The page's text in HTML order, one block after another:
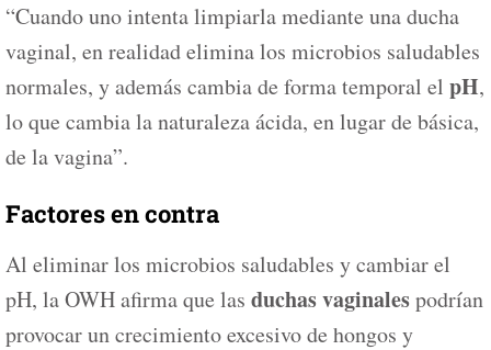
“Cuando uno intenta limpiarla mediante una ducha
vaginal, en realidad elimina los microbios saludables
normales, y además cambia de forma temporal el pH,
lo que cambia la naturaleza ácida, en lugar de básica,
de la vagina”.
Factores en contra
Al eliminar los microbios saludables y cambiar el
pH, la OWH afirma que las duchas vaginalespodrían
provocar un crecimiento excesivo de hongos y